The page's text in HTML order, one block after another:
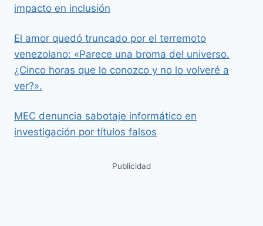
impacto en inclusión
El amor quedó truncado por el terremoto
venezolano: «Parece una broma del universo.
¿Cinco horas que lo conozco y no lo volveré a
ver?».
MEC denuncia sabotaje informático en
investigación por títulos falsos
Publicidad